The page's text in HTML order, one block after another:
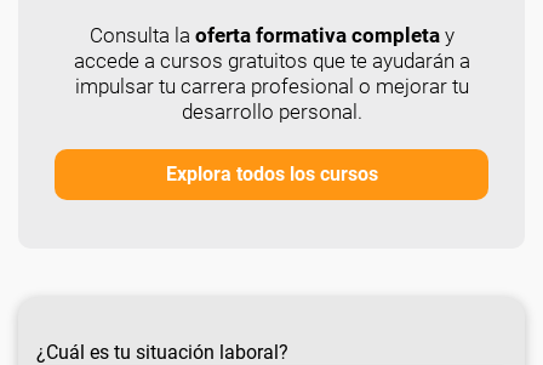
Consulta la oferta formativa completay
accede a cursos gratuitos que te ayudarán a
impulsar tu carrera profesional o mejorar tu
desarrollo personal.
Explora todos los cursos
¿Cuál es tu situación laboral?